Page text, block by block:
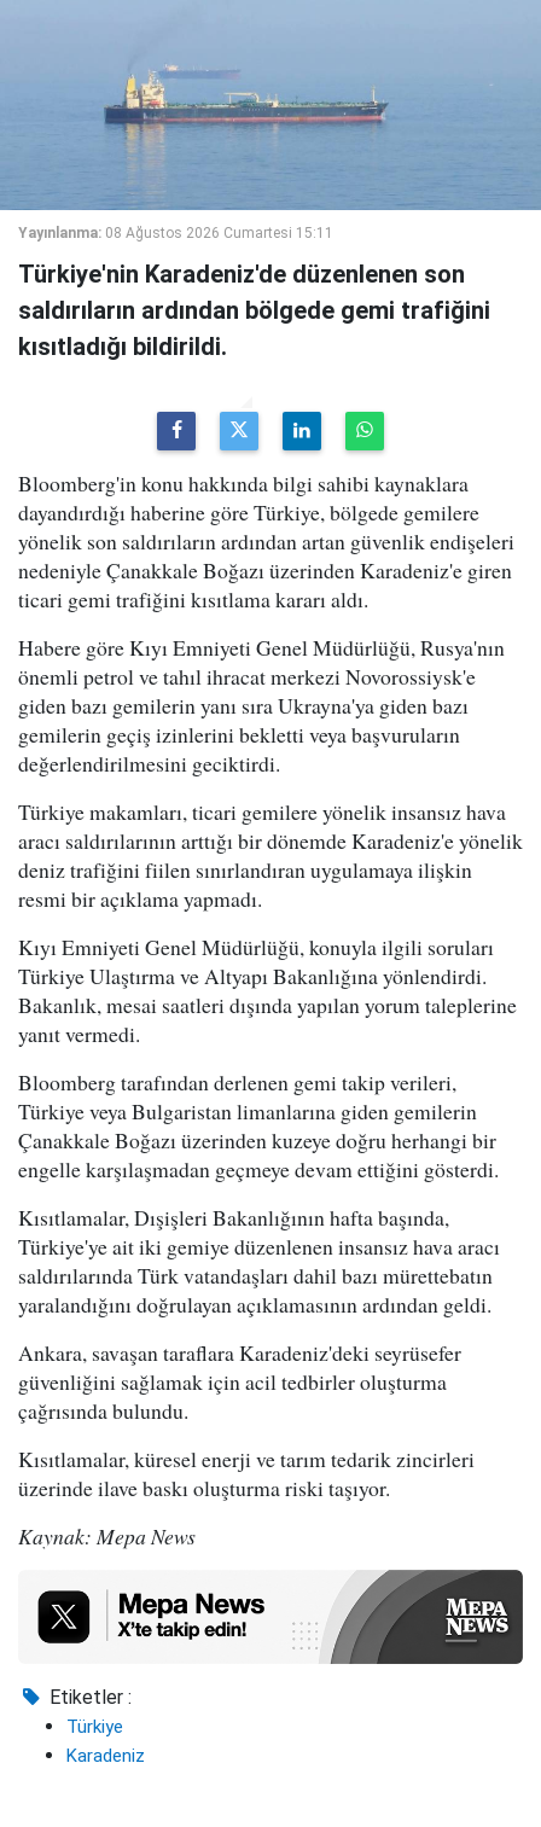
Yayınlanma: 08 Ağustos 2026 Cumartesi 15:11
Türkiye'nin Karadeniz'de düzenlenen son
saldırıların ardından bölgede gemi trafiğini
kısıtladığı bildirildi.
Bloomberg'in konu hakkında bilgi sahibi kaynaklara
dayandırdığı haberine göre Türkiye, bölgede gemilere
yönelik son saldırıların ardından artan güvenlik endişeleri
nedeniyle Çanakkale Boğazı üzerinden Karadeniz'e giren
ticari gemi trafiğini kısıtlama kararı aldı.
Habere göre Kıyı Emniyeti Genel Müdürlüğü, Rusya'nın
önemli petrol ve tahıl ihracat merkezi Novorossiysk'e
giden bazı gemilerin yanı sıra Ukrayna'ya giden bazı
gemilerin geçiş izinlerini bekletti veya başvuruların
değerlendirilmesini geciktirdi.
Türkiye makamları, ticari gemilere yönelik insansız hava
aracı saldırılarının arttığı bir dönemde Karadeniz'e yönelik
deniz trafiğini fiilen sınırlandıran uygulamaya ilişkin
resmi bir açıklama yapmadı.
Kıyı Emniyeti Genel Müdürlüğü, konuyla ilgili soruları
Türkiye Ulaştırma ve Altyapı Bakanlığına yönlendirdi.
Bakanlık, mesai saatleri dışında yapılan yorum taleplerine
yanıt vermedi.
Bloomberg tarafından derlenen gemi takip verileri,
Türkiye veya Bulgaristan limanlarına giden gemilerin
Çanakkale Boğazı üzerinden kuzeye doğru herhangi bir
engelle karşılaşmadan geçmeye devam ettiğini gösterdi.
Kısıtlamalar, Dışişleri Bakanlığının hafta başında,
Türkiye'ye ait iki gemiye düzenlenen insansız hava aracı
saldırılarında Türk vatandaşları dahil bazı mürettebatın
yaralandığını doğrulayan açıklamasının ardından geldi.
Ankara, savaşan taraflara Karadeniz'deki seyrüsefer
güvenliğini sağlamak için acil tedbirler oluşturma
çağrısında bulundu.
Kısıtlamalar, küresel enerji ve tarım tedarik zincirleri
üzerinde ilave baskı oluşturma riski taşıyor.
Kaynak: Mepa News
Etiketler :
Türkiye
Karadeniz